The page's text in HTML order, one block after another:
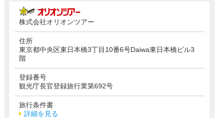
株式会社オリオンツアー
住所
東京都中央区東日本橋3丁目10番6号Daiwa東日本橋ビル3
階
登録番号
観光庁長官登録旅行業第692号
旅行条件書
詳細を見る